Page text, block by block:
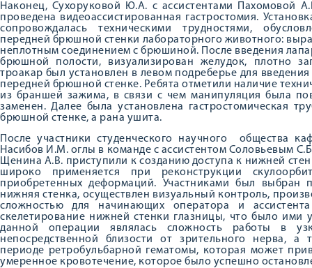
Наконец, Сухоруковой Ю.А. с ассистентами Пахомовой
проведена видеоассистированная гастростомия.
сопровождалась техническими трудностями,
передней брюшной стенки лабораторного животного:
неплотным соединением с брюшиной. После введения
брюшной полости, визуализирован желудок, плотно
троакар был установлен в левом подреберье для
передней брюшной стенке. Ребята отметили наличие
из браншей зажима, в связи с чем манипуляция была
заменен. Далее была установлена гастростомическая
брюшной стенке, а рана ушита.
После участники студенческого научного общества
Насибов И.М. оглы в команде с ассистентом Соловьевым
Щенина А.В. приступили к созданию доступа к нижней
широко применяется при реконструкции
приобретенных деформаций. Участниками был выбран
нижняя стенка, осуществлен визуальный контроль,
сложностью для начинающих оператора и
скелетирование нижней стенки глазницы, что было ими
данной операции являлась сложность работы в
непосредственной близости от зрительного нерва,
периоде ретробульбарной гематомы, которая может
умеренное кровотечение, которое было успешно